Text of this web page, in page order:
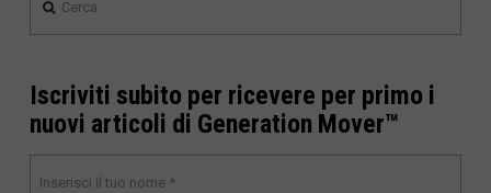
Iscriviti subito per ricevere per primo i
nuovi articoli di Generation Mover™